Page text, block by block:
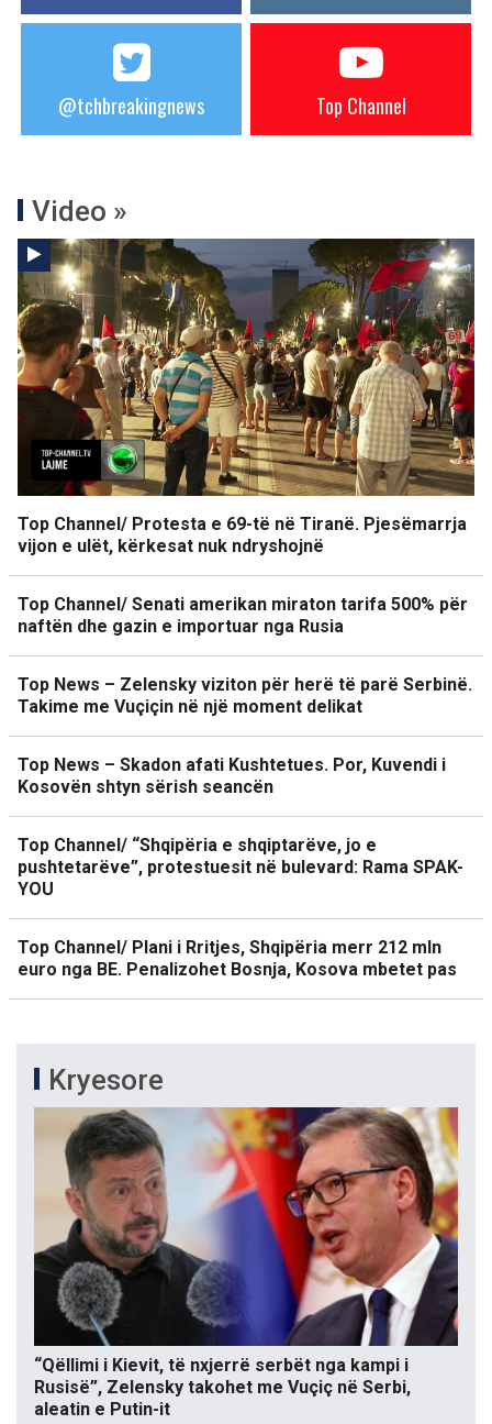
@tchbreakingnews Top Channel
Video »
Top Channel/ Protesta e 69-të në Tiranë. Pjesëmarrja
vijon e ulët, kërkesat nuk ndryshojnë
Top Channel/ Senati amerikan miraton tarifa 500% për
naftën dhe gazin e importuar nga Rusia
Top News – Zelensky viziton për herë të parë Serbinë.
Takime me Vuçiçin në një moment delikat
Top News – Skadon afati Kushtetues. Por, Kuvendi i
Kosovën shtyn sërish seancën
Top Channel/ “Shqipëria e shqiptarëve, jo e
pushtetarëve”, protestuesit në bulevard: Rama SPAK-
YOU
Top Channel/ Plani i Rritjes, Shqipëria merr 212 mln
euro nga BE. Penalizohet Bosnja, Kosova mbetet pas
Kryesore
“Qëllimi i Kievit, të nxjerrë serbët nga kampi i
Rusisë”, Zelensky takohet me Vuçiç në Serbi,
aleatin e Putin-it